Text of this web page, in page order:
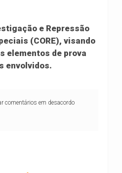
e Repressão
(CORE), visando
elementos de prova
envolvidos.
comentários em desacordo